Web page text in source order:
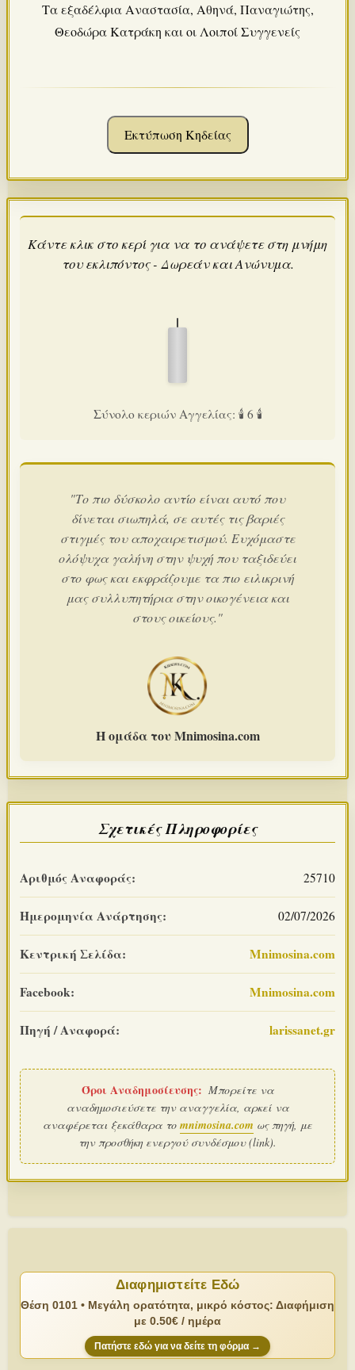
Τα εξαδέλφια Αναστασία, Αθηνά, Παναγιώτης,
Θεοδώρα Κατράκη και οι Λοιποί Συγγενείς
Εκτύπωση Κηδείας
Κάντε κλικ στο κερί για να το ανάψετε στη μνήμη
του εκλιπόντος - Δωρεάν και Ανώνυμα.
Σύνολο κεριών Αγγελίας: 🕯️ 6 🕯️
"Το πιο δύσκολο αντίο είναι αυτό που
δίνεται σιωπηλά, σε αυτές τις βαριές
στιγμές του αποχαιρετισμού. Ευχόμαστε
ολόψυχα γαλήνη στην ψυχή που ταξιδεύει
στο φως και εκφράζουμε τα πιο ειλικρινή
μας συλλυπητήρια στην οικογένεια και
στους οικείους."
Η ομάδα του Mnimosina.com
Σχετικές Πληροφορίες
Αριθμός Αναφοράς: 25710
Ημερομηνία Ανάρτησης: 02/07/2026
Κεντρική Σελίδα: Mnimosina.com
Facebook: Mnimosina.com
Πηγή / Αναφορά: larissanet.gr
Όροι Αναδημοσίευσης: Μπορείτε να
αναδημοσιεύσετε την αναγγελία, αρκεί να
αναφέρεται ξεκάθαρα το mnimosina.com ως πηγή, με
την προσθήκη ενεργού συνδέσμου (link).
Διαφημιστείτε Εδώ
Θέση 0101 • Μεγάλη ορατότητα, μικρό κόστος: Διαφήμιση
με 0.50€ / ημέρα
Πατήστε εδώ για να δείτε τη φόρμα →